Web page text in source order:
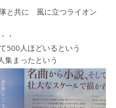
と共に 風に立つライオン
・
500人ほどいるという
集まったという